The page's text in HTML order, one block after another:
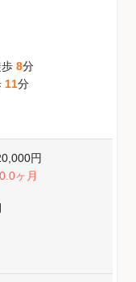
歩 8分
11分
円
0.0ヶ月